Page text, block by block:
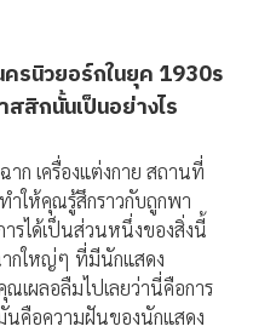
รนิวยอร์กในยุค 1930s
สิกนั้นเป็นอย่างไร
ก เครื่องแต่งกาย สถานที่
ให้คุณรู้สึกราวกับถูกพา
รได้เป็นส่วนหนึ่งของสิ่งนี้
กใหญ่ๆ ที่มีนักแสดง
เผลอลืมไปเลยว่านี่คือการ
นคือความฝันของนักแสดง